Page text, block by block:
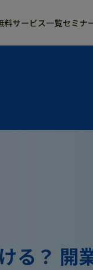
トコンサル
サル
料サービス一覧セミナ